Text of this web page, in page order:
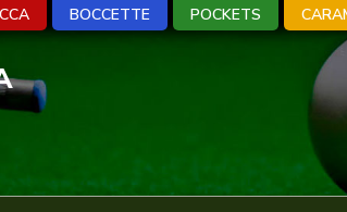
BOCCETTE
BOCCETTE POCKETS